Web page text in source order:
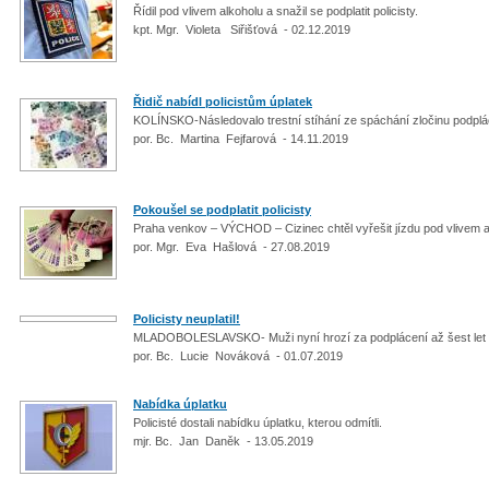
Řídil pod vlivem alkoholu a snažil se podplatit policisty.
kpt. Mgr. Violeta Siřišťová - 02.12.2019
Řidič nabídl policistům úplatek
KOLÍNSKO-Následovalo trestní stíhání ze spáchání zločinu
por. Bc. Martina Fejfarová - 14.11.2019
Pokoušel se podplatit policisty
Praha venkov – VÝCHOD – Cizinec chtěl vyřešit jízdu pod vlivem
por. Mgr. Eva Hašlová - 27.08.2019
Policisty neuplatil!
MLADOBOLESLAVSKO- Muži nyní hrozí za podplácení až šest
por. Bc. Lucie Nováková - 01.07.2019
Nabídka úplatku
Policisté dostali nabídku úplatku, kterou odmítli.
mjr. Bc. Jan Daněk - 13.05.2019